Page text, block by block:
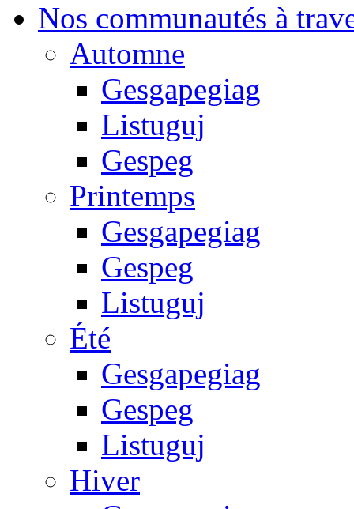
Nos communautés à
Automne
Gesgapegiag
Listuguj
Gespeg
Printemps
Gesgapegiag
Gespeg
Listuguj
Été
Gesgapegiag
Gespeg
Listuguj
Hiver